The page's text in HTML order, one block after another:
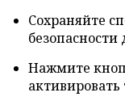
Сохраняйте
Нажмите